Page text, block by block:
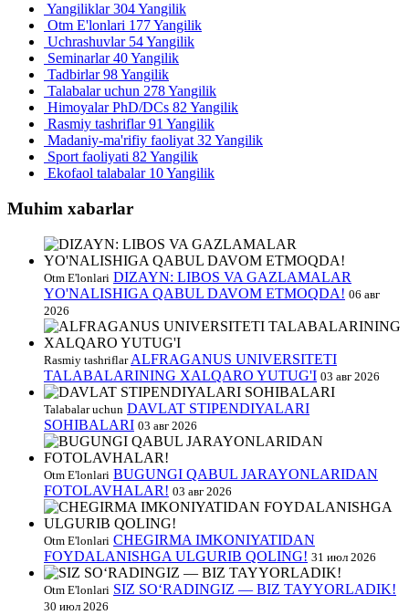
Yangiliklar304 Yangilik
Otm E'lonlari 177 Yangilik
Uchrashuvlar 54 Yangilik
Seminarlar40 Yangilik
Tadbirlar98 Yangilik
Talabalar uchun 278 Yangilik
Himoyalar PhD/DCs 82 Yangilik
Rasmiy tashriflar91 Yangilik
Madaniy-ma'rifiy faoliyat 32 Yangilik
Sport faoliyati 82 Yangilik
Ekofaol talabalar 10 Yangilik
Muhim xabarlar
Otm E'lonlari DIZAYN: LIBOS VA GAZLAMALAR
YO'NALISHIGA QABUL DAVOM ETMOQDA! 06 авг
2026
Rasmiy tashriflar ALFRAGANUS UNIVERSITETI
TALABALARINING XALQARO YUTUG'I 03 авг 2026
Talabalar uchun DAVLAT STIPENDIYALARI
SOHIBALARI 03 авг 2026
Otm E'lonlari BUGUNGI QABUL JARAYONLARIDAN
FOTOLAVHALAR! 03 авг 2026
Otm E'lonlari CHEGIRMA IMKONIYATIDAN
FOYDALANISHGA ULGURIB QOLING! 31 июл 2026
Otm E'lonlari SIZ SO‘RADINGIZ — BIZ TAYYORLADIK!
30 июл 2026